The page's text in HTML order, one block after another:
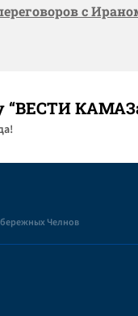
с
“ВЕСТИ
Челнов